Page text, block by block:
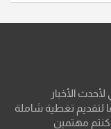
الأخبار
لتقديم تغطية شاملة
كنتم مهتمين